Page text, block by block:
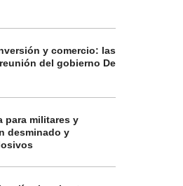
y comercio: las
del gobierno De
para militares y
desminado y